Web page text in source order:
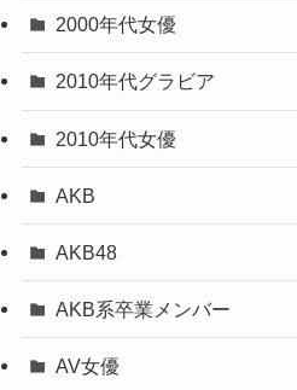
2000年代女優
2010年代グラビア
2010年代女優
AKB
AKB48
AKB系卒業メンバー
AV女優